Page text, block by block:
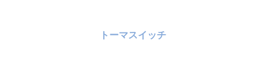
トーマスイッチ